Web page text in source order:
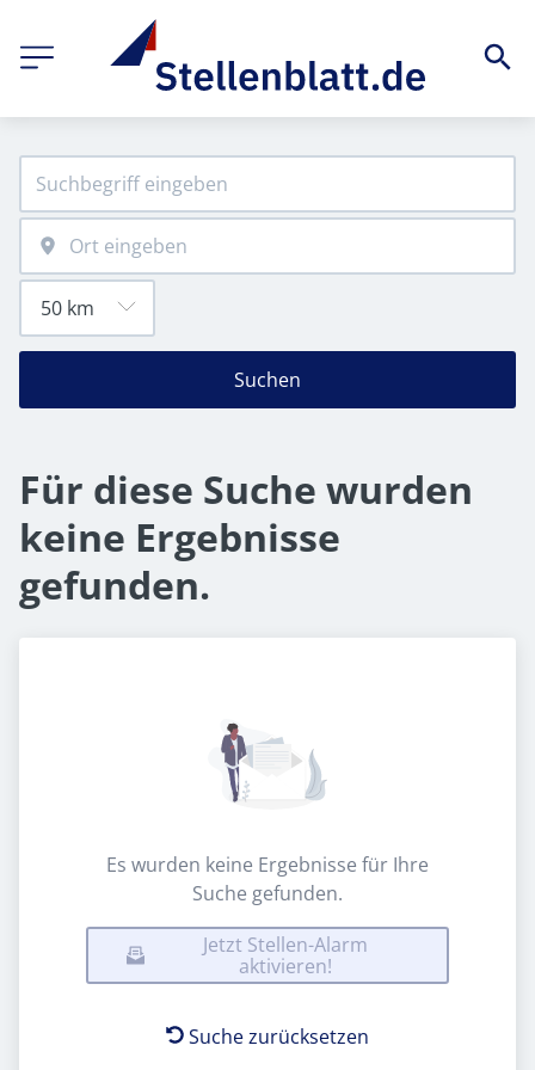
Suchen
Für diese Suche wurden
keine Ergebnisse
gefunden.
Es wurden keine Ergebnisse für Ihre
Suche gefunden.
Jetzt Stellen-Alarm
aktivieren!
Suche zurücksetzen